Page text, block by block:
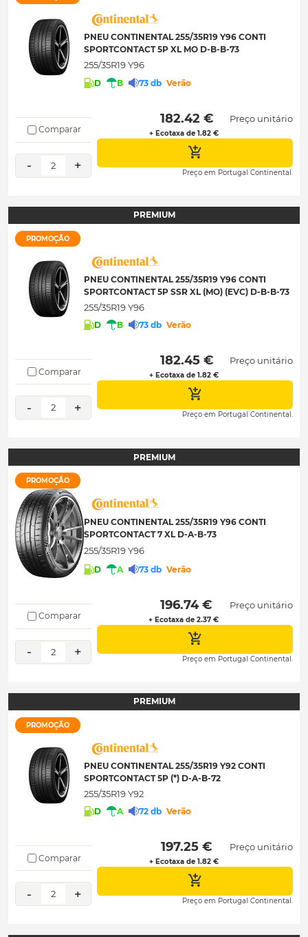
PNEU CONTINENTAL 255/35R19 Y96 CONTI
SPORTCONTACT 5P XL MO D-B-B-73
255/35R19 Y96
D B 73 db Verão
Comparar
- 2 +
182.42 €
+ Ecotaxa de 1.82 €
Preço unitário
Preço em Portugal Continental.
PREMIUM
PROMOÇÃO
PNEU CONTINENTAL 255/35R19 Y96 CONTI
SPORTCONTACT 5P SSR XL (MO) (EVC) D-B-B-73
255/35R19 Y96
D B 73 db Verão
Comparar
- 2 +
182.45 €
+ Ecotaxa de 1.82 €
Preço unitário
Preço em Portugal Continental.
PREMIUM
PROMOÇÃO
PNEU CONTINENTAL 255/35R19 Y96 CONTI
SPORTCONTACT 7 XL D-A-B-73
255/35R19 Y96
D A 73 db Verão
Comparar
- 2 +
196.74 €
+ Ecotaxa de 2.37 €
Preço unitário
Preço em Portugal Continental.
PREMIUM
PROMOÇÃO
PNEU CONTINENTAL 255/35R19 Y92 CONTI
SPORTCONTACT 5P (*) D-A-B-72
255/35R19 Y92
D A 72 db Verão
Comparar
- 2 +
197.25 €
+ Ecotaxa de 1.82 €
Preço unitário
Preço em Portugal Continental.